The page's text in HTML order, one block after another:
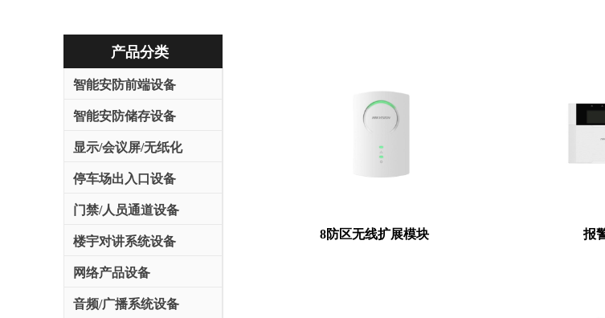
8防区无线扩展模块 报
产品分类
智能安防前端设备
智能安防储存设备
显示/会议屏/无纸化
停车场出入口设备
门禁/人员通道设备
楼宇对讲系统设备
网络产品设备
音频/广播系统设备